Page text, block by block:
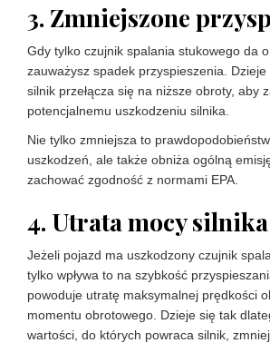
3. Zmniejszone
Gdy tylko czujnik spalania stukowego da
zauważysz spadek przyspieszenia.
silnik przełącza się na niższe obroty, aby
potencjalnemu uszkodzeniu silnika.
Nie tylko zmniejsza to
uszkodzeń, ale także obniża ogólną
zachować zgodność z normami EPA.
4. Utrata mocy silnika
Jeżeli pojazd ma uszkodzony czujnik
tylko wpływa to na szybkość
powoduje utratę maksymalnej prędkości
momentu obrotowego. Dzieje się tak
wartości, do których powraca silnik,